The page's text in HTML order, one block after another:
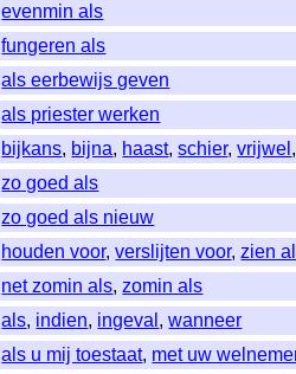
evenmin als
fungeren als
als eerbewijs geven
als priester werken
bijkans, bijna, haast,schier,vrijwel
zo goed als
zo goed als nieuw
houden voor,verslijten voor,zien
net zomin als,zomin als
als, indien, ingeval ,wanneer
als u mij toestaat, met uw